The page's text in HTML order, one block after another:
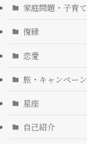
家庭問題・子育て
復縁
恋愛
旅・キャンペーン
星座
自己紹介